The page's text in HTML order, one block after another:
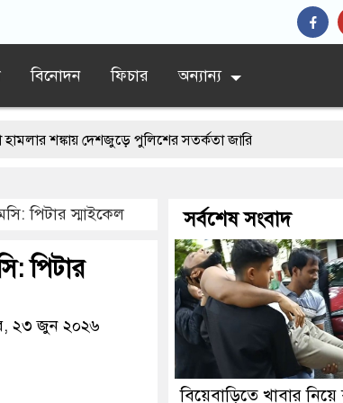
বিনোদন ফিচার অন্যান্য
দেশজুড়ে পুলিশের সতর্কতা জারি
পিটার স্মাইকেল
পিটার
২৩ জুন ২০২৬
সর্বশেষ সংবাদ
বিয়েবাড়িতে খাবার